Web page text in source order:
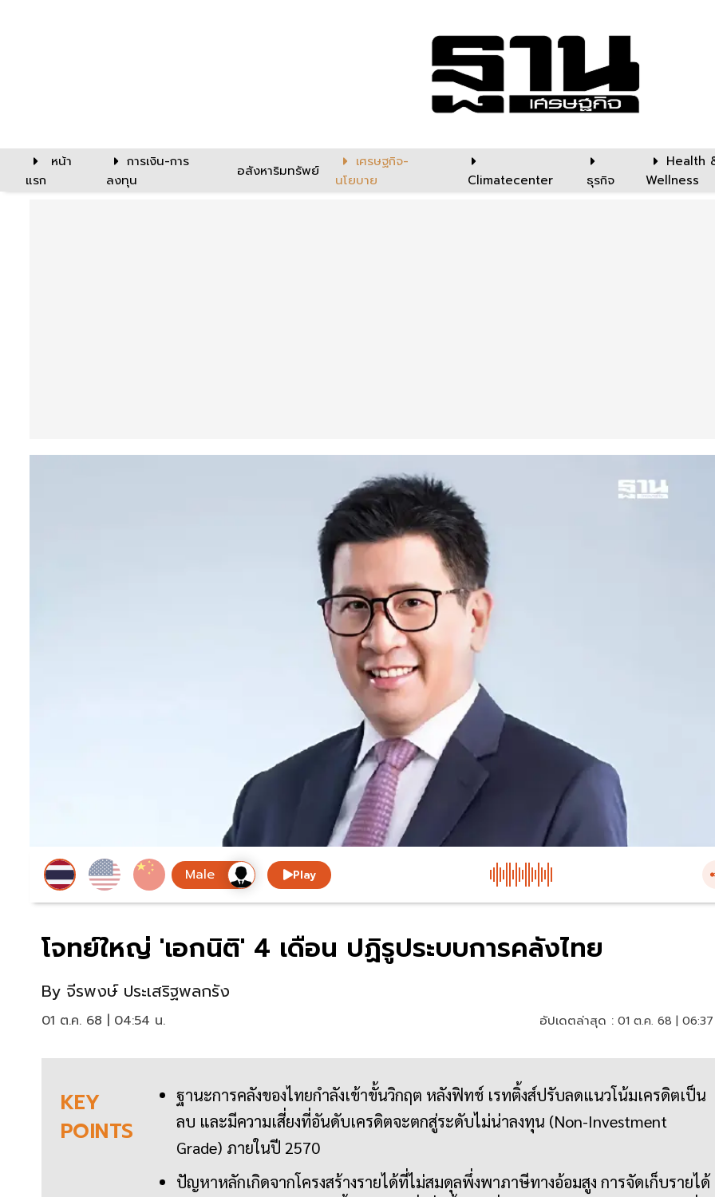
หน้า
แรก
การเงิน-การ
ลงทุน
อสังหาริมทรัพย์
เศรษฐกิจ-
นโยบาย
Climatecenter ธุรกิจ
Health
Wellness
Play
โจทย์ใหญ่ 'เอกนิติ' 4 เดือน ปฏิรูประบบการคลังไทย
By จีรพงษ์ ประเสริฐพลกรัง
01 ต.ค. 68 | 04:54 น. อัปเดตล่าสุด : 01 ต.ค. 68 |
KEY
POINTS
ฐานะการคลังของไทยกำลังเข้าขั้นวิกฤต หลังฟิทช์ เรทติ้งส์ปรับลดแนวโน้มเครดิตเป็น
ลบ และมีความเสี่ยงที่อันดับเครดิตจะตกสู่ระดับไม่น่าลงทุน (Non-Investment
Grade) ภายในปี 2570
ปัญหาหลักเกิดจากโครงสร้างรายได้ที่ไม่สมดุลพึ่งพาภาษีทางอ้อมสูง การจัดเก็บรายได้